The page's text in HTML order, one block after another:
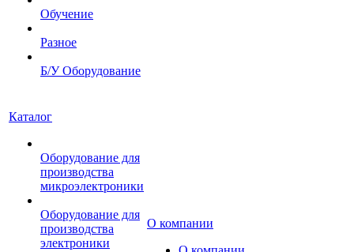
Обучение
Разное
Б/У Оборудование
Каталог
Оборудование для
производства
микроэлектроники
Оборудование для
производства
электроники
О компании